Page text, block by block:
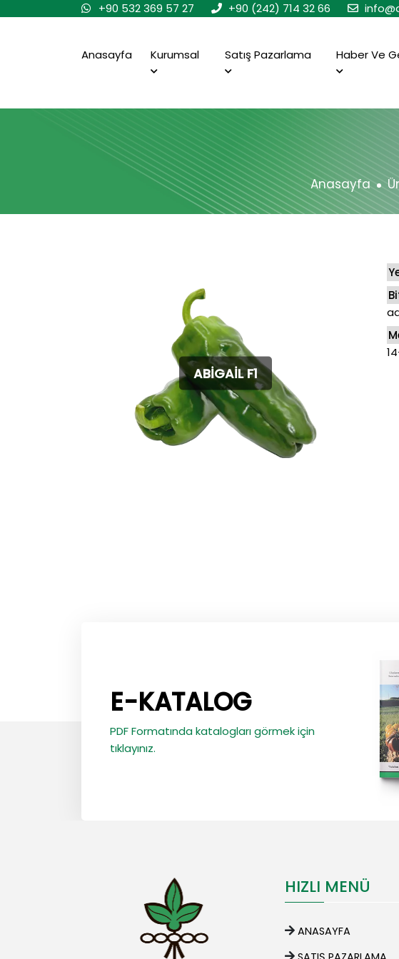
+90 532 369 57 27 +90 (242) 714 32 66
Anasayfa Kurumsal Satış Pazarlama Haber Ve
Anasayfa
ABİGAİL F1
E-KATALOG
PDF Formatında katalogları görmek için
tıklayınız.
HIZLI MENÜ
ANASAYFA